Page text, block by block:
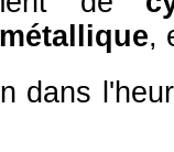
,
dans